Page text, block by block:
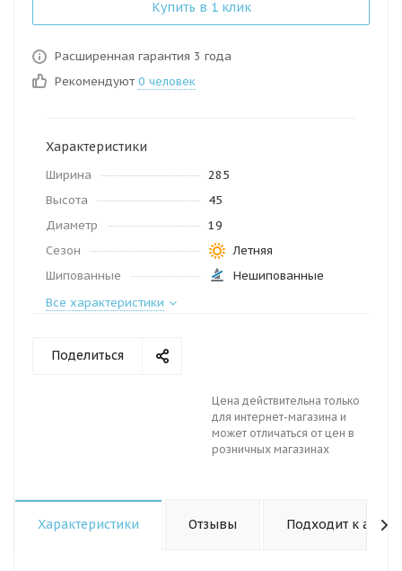
Купить в 1 клик
Расширенная гарантия 3 года
Рекомендуют 0 человек
Характеристики
Ширина
285
Высота
45
Диаметр
19
Сезон
Летняя
Шипованные
Нешипованные
Все характеристики
Поделиться
Цена действительна только
для интернет-магазина и
может отличаться от цен в
розничных магазинах
Характеристики Отзывы Подходит к авто